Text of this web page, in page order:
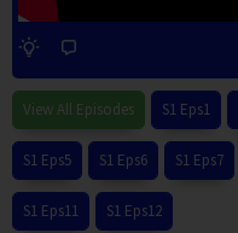
View All Episodes S1 Eps1
S1 Eps5 S1 Eps6 S1 Eps7
S1 Eps11 S1 Eps12